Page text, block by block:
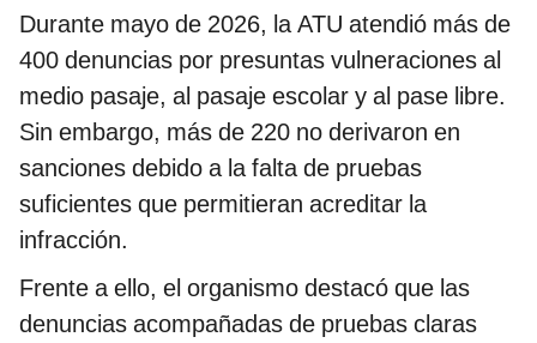
Durante mayo de 2026, la ATU atendió más de
400 denuncias por presuntas vulneraciones al
medio pasaje, al pasaje escolar y al pase libre.
Sin embargo, más de 220 no derivaron en
sanciones debido a la falta de pruebas
suficientes que permitieran acreditar la
infracción.
Frente a ello, el organismo destacó que las
denuncias acompañadas de pruebas claras